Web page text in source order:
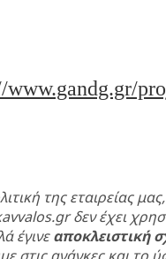
www.gandg.gr/
της εταιρείας
δεν έχει
έγινεαποκλειστική